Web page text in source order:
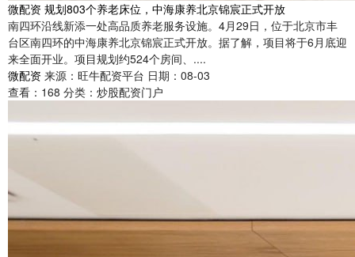
微配资 规划803个养老床位，中海康养北京锦宸正式开放
南四环沿线新添一处高品质养老服务设施。4月29日，位于北京市丰
台区南四环的中海康养北京锦宸正式开放。据了解，项目将于6月底迎
来全面开业。项目规划约524个房间、....
微配资 来源：旺牛配资平台 日期：08-03
查看： 168 分类： 炒股配资门户